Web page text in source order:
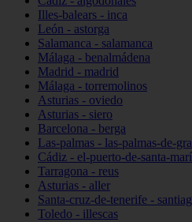
Illes-balears - inca
León - astorga
Salamanca - salamanca
Málaga - benalmádena
Madrid - madrid
Málaga - torremolinos
Asturias - oviedo
Asturias - siero
Barcelona - berga
Las-palmas - las-palmas-de-
Cádiz - el-puerto-de-santa-
Tarragona - reus
Asturias - aller
Santa-cruz-de-tenerife -
Toledo - illescas